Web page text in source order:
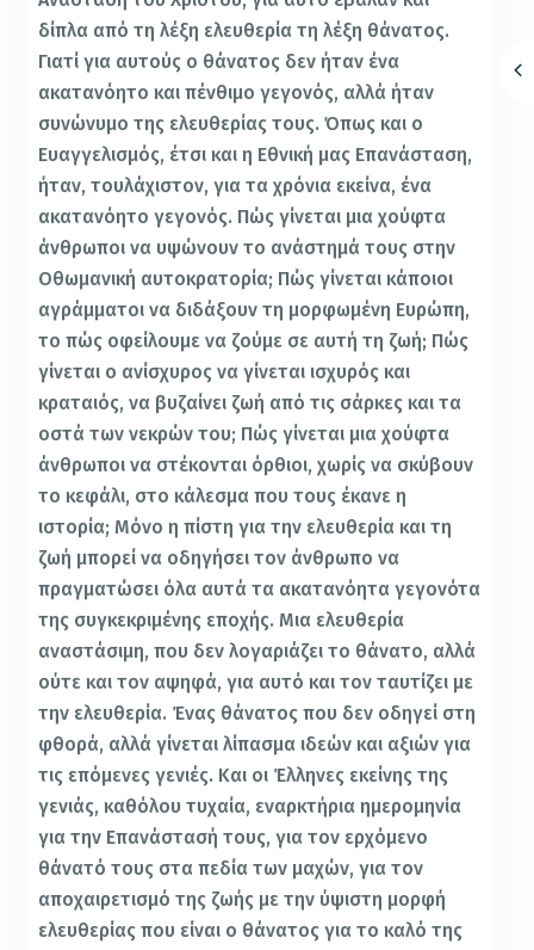
δίπλα από τη λέξη ελευθερία τη λέξη θάνατος.
Γιατί για αυτούς ο θάνατος δεν ήταν ένα
ακατανόητο και πένθιμο γεγονός, αλλά ήταν
συνώνυμο της ελευθερίας τους. Όπως και ο
Ευαγγελισμός, έτσι και η Εθνική μας Επανάσταση,
ήταν, τουλάχιστον, για τα χρόνια εκείνα, ένα
ακατανόητο γεγονός. Πώς γίνεται μια χούφτα
άνθρωποι να υψώνουν το ανάστημά τους στην
Οθωμανική αυτοκρατορία; Πώς γίνεται κάποιοι
αγράμματοι να διδάξουν τη μορφωμένη Ευρώπη,
το πώς οφείλουμε να ζούμε σε αυτή τη ζωή; Πώς
γίνεται ο ανίσχυρος να γίνεται ισχυρός και
κραταιός, να βυζαίνει ζωή από τις σάρκες και τα
οστά των νεκρών του; Πώς γίνεται μια χούφτα
άνθρωποι να στέκονται όρθιοι, χωρίς να σκύβουν
το κεφάλι, στο κάλεσμα που τους έκανε η
ιστορία; Μόνο η πίστη για την ελευθερία και τη
ζωή μπορεί να οδηγήσει τον άνθρωπο να
πραγματώσει όλα αυτά τα ακατανόητα γεγονότα
της συγκεκριμένης εποχής. Μια ελευθερία
αναστάσιμη, που δεν λογαριάζει το θάνατο, αλλά
ούτε και τον αψηφά, για αυτό και τον ταυτίζει με
την ελευθερία. Ένας θάνατος που δεν οδηγεί στη
φθορά, αλλά γίνεται λίπασμα ιδεών και αξιών για
τις επόμενες γενιές. Και οι Έλληνες εκείνης της
γενιάς, καθόλου τυχαία, εναρκτήρια ημερομηνία
για την Επανάστασή τους, για τον ερχόμενο
θάνατό τους στα πεδία των μαχών, για τον
αποχαιρετισμό της ζωής με την ύψιστη μορφή
ελευθερίας που είναι ο θάνατος για το καλό της